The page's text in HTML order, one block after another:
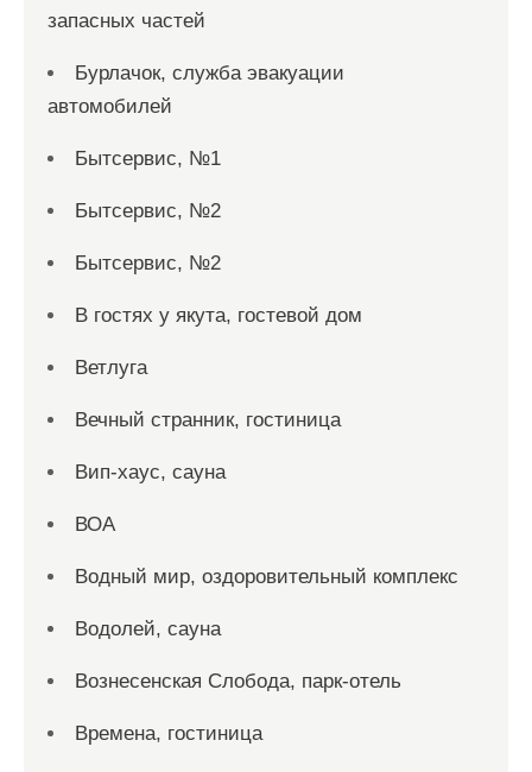
запасных частей
Бурлачок, служба эвакуации
автомобилей
Бытсервис, №1
Бытсервис, №2
Бытсервис, №2
В гостях у якута, гостевой дом
Ветлуга
Вечный странник, гостиница
Вип-хаус, сауна
ВОА
Водный мир, оздоровительный комплекс
Водолей, сауна
Вознесенская Слобода, парк-отель
Времена, гостиница